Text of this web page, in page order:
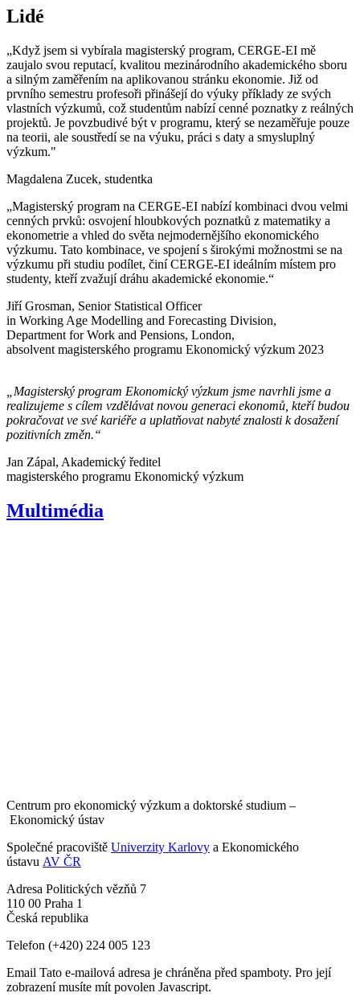
Lidé
„Když jsem si vybírala magisterský program, CERGE-EI mě
zaujalo svou reputací, kvalitou mezinárodního akademického sboru
a silným zaměřením na aplikovanou stránku ekonomie. Již od
prvního semestru profesoři přinášejí do výuky příklady ze svých
vlastních výzkumů, což studentům nabízí cenné poznatky z reálných
projektů. Je povzbudivé být v programu, který se nezaměřuje pouze
na teorii, ale soustředí se na výuku, práci s daty a smysluplný
výzkum."
Magdalena Zucek, studentka
„Magisterský program na CERGE-EI nabízí kombinaci dvou velmi
cenných prvků: osvojení hloubkových poznatků z matematiky a
ekonometrie a vhled do světa nejmodernějšího ekonomického
výzkumu. Tato kombinace, ve spojení s širokými možnostmi se na
výzkumu při studiu podílet, činí CERGE-EI ideálním místem pro
studenty, kteří zvažují dráhu akademické ekonomie.“
Jiří Grosman, Senior Statistical Officer
in Working Age Modelling and Forecasting Division,
Department for Work and Pensions, London,
absolvent magisterského programu Ekonomický výzkum 2023
„Magisterský program Ekonomický výzkum jsme navrhli jsme a
realizujeme s cílem vzdělávat novou generaci ekonomů, kteří budou
pokračovat ve své kariéře a uplatňovat nabyté znalosti k dosažení
pozitivních změn.“
Jan Zápal, Akademický ředitel
magisterského programu Ekonomický výzkum
Multimédia
Centrum pro ekonomický výzkum a doktorské studium –
Ekonomický ústav
Společné pracoviště Univerzity Karlovy a Ekonomického
ústavu AV ČR
Adresa Politických vězňů 7
110 00 Praha 1
Česká republika
Telefon (+420) 224 005 123
Email Tato e-mailová adresa je chráněna před spamboty. Pro její
zobrazení musíte mít povolen Javascript.